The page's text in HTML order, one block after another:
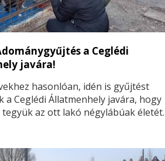
a Ceglédi
javára!
hasonlóan, idén is gyűjtést
a Ceglédi Állatmenhely javára, hogy
az ott lakó négylábúak életét.